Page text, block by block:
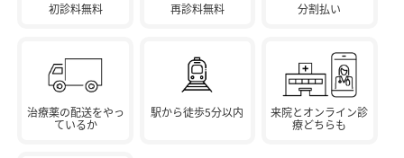
初診料無料 再診料無料 分割払い
治療薬の配送をやっ
ているか
駅から徒歩5分以内
来院とオンライン診
療どちらも